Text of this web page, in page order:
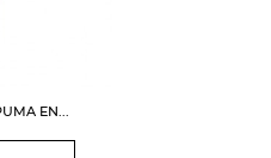
EN...